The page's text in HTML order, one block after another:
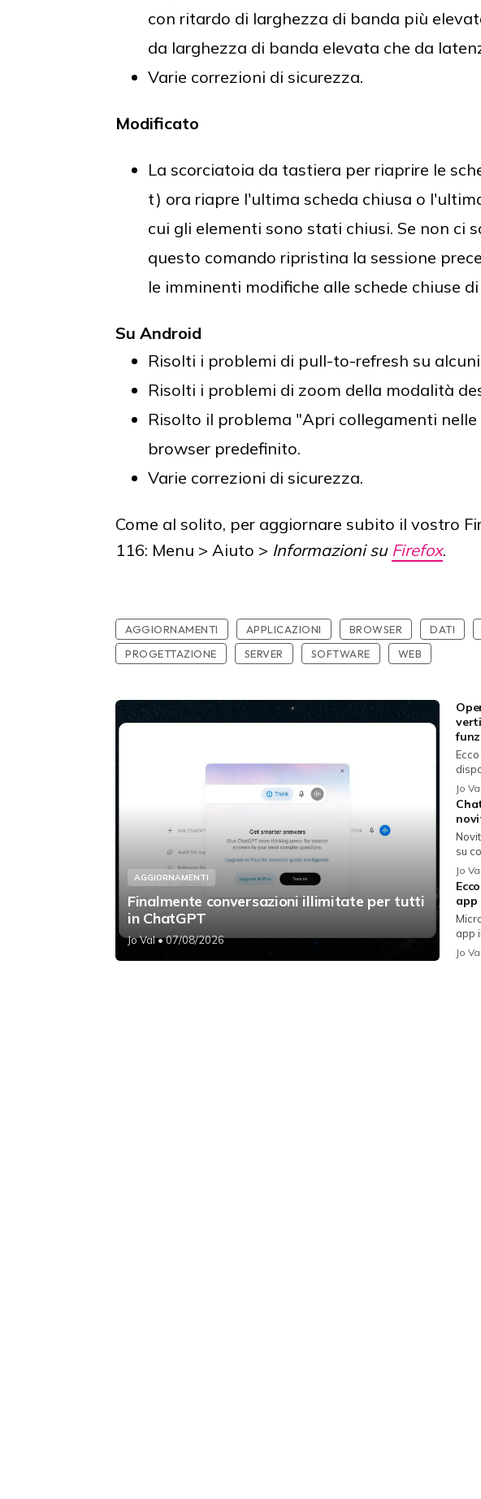
con ritardo di larghezza di banda più
da larghezza di banda elevata che da
Varie correzioni di sicurezza.
Modificato
La scorciatoia da tastiera per riaprire le
t) ora riapre l'ultima scheda chiusa o
cui gli elementi sono stati chiusi. Se non ci
questo comando ripristina la sessione
le imminenti modifiche alle schede chiuse
Su Android
Risolti i problemi di pull-to-refresh su
Risolti i problemi di zoom della modalità
Risolto il problema "Apri collegamenti
browser predefinito.
Varie correzioni di sicurezza.
Come al solito, per aggiornare subito il vostro
116: Menu > Aiuto > Informazioni su Firefox.
AGGIORNAMENTI APPLICAZIONI BROWSER DATI
PROGETTAZIONE
SERVER SOFTWARE WEB
AGGIORNAMENTI
Finalmente conversazioni illimitate per tutti
in ChatGPT
Jo Val• 07/08/2026
Jo Val
su
Jo Val
app
app
Jo Val